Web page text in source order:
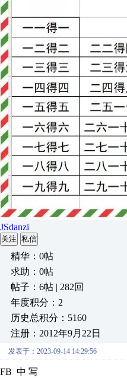
JSdanzi
关注 私信
精华：0帖
求助：0帖
帖子：6帖 | 282回
年度积分：2
历史总积分：5160
注册：2012年9月22日
发表于：2023-09-14 14:29:56
FB 中 写